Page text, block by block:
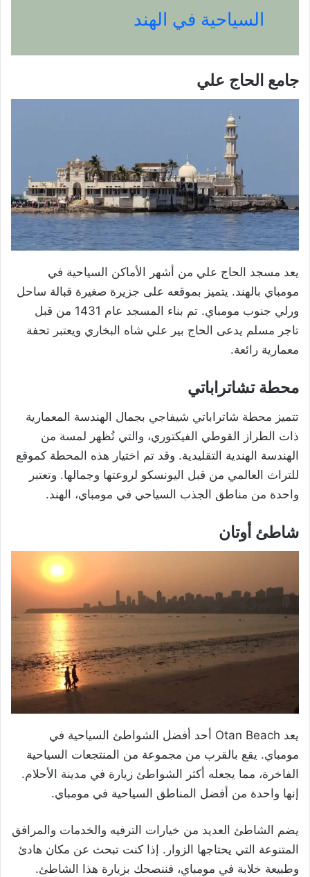
السياحية في الهند
جامع الحاج علي
يعد مسجد الحاج علي من أشهر الأماكن السياحية في
مومباي بالهند. يتميز بموقعه على جزيرة صغيرة قبالة ساحل
ورلي جنوب مومباي. تم بناء المسجد عام 1431 من قبل
تاجر مسلم يدعى الحاج بير علي شاه البخاري ويعتبر تحفة
معمارية رائعة.
محطة تشاتراباتي
تتميز محطة شاتراباتي شيفاجي بجمال الهندسة المعمارية
ذات الطراز القوطي الفيكتوري، والتي تُظهر لمسة من
الهندسة الهندية التقليدية. وقد تم اختيار هذه المحطة كموقع
للتراث العالمي من قبل اليونسكو لروعتها وجمالها. وتعتبر
واحدة من مناطق الجذب السياحي في مومباي، الهند.
شاطئ أوتان
يعد Otan Beach أحد أفضل الشواطئ السياحية في
مومباي. يقع بالقرب من مجموعة من المنتجعات السياحية
الفاخرة، مما يجعله أكثر الشواطئ زيارة في مدينة الأحلام.
إنها واحدة من أفضل المناطق السياحية في مومباي.
يضم الشاطئ العديد من خيارات الترفيه والخدمات والمرافق
المتنوعة التي يحتاجها الزوار. إذا كنت تبحث عن مكان هادئ
وطبيعة خلابة في مومباي، فننصحك بزيارة هذا الشاطئ.